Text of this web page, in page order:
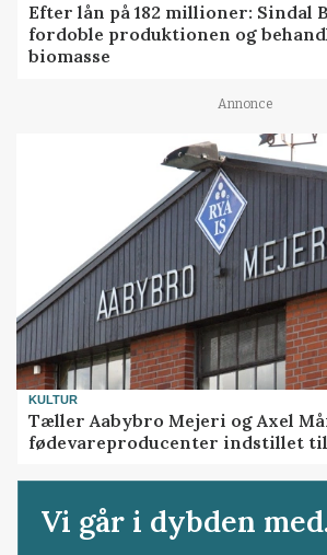
Efter lån på 182 millioner: Sindal
fordoble produktionen og
biomasse
Annonce
KULTUR
Tæller Aabybro Mejeri og Axel
fødevareproducenter indstillet
Vi går i dybden